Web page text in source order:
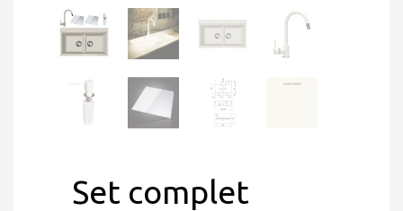
Set complet